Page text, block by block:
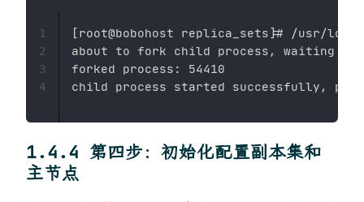
[root@bobohost replica_sets]# /usr/local/
about to fork child process, waiting
forked process: 54410
1
2
3
4
1.4.4 第四步：初始化配置副本集和
主节点